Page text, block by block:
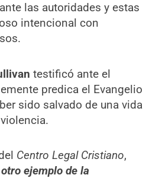
ante las autoridades y estas
intencional con
testificó ante el
predica el Evangelio
sido salvado de una vida
Centro Legal Cristiano,
ejemplo de la